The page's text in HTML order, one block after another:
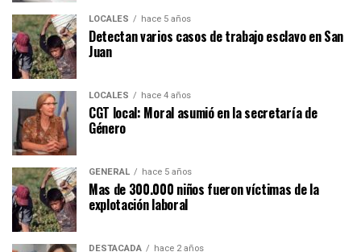
LOCALES hace 5 años
Detectan varios casos de trabajo esclavo en San
Juan
LOCALES hace 4 años
CGT local: Moral asumió en la secretaría de
Género
GENERAL hace 5 años
Mas de 300.000 niños fueron víctimas de la
explotación laboral
DESTACADA hace 2 años